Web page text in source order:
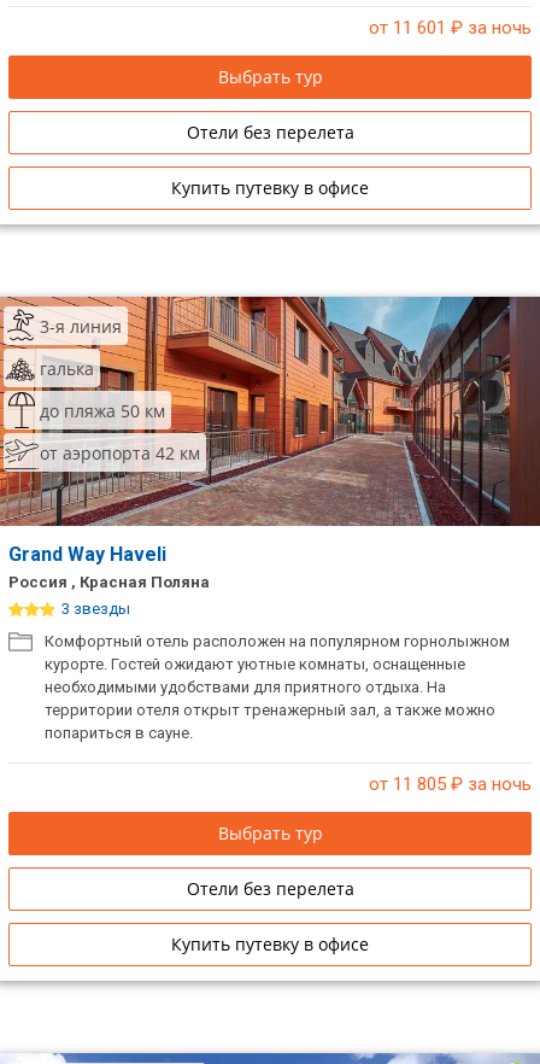
от 11 601 ₽ за ночь
Выбрать тур
Отели без перелета
Купить путевку в офисе
3-я линия
галька
до пляжа 50 км
от аэропорта 42 км
Grand Way Haveli
Россия , Красная Поляна
3 звезды
Комфортный отель расположен на популярном горнолыжном
курорте. Гостей ожидают уютные комнаты, оснащенные
необходимыми удобствами для приятного отдыха. На
территории отеля открыт тренажерный зал, а также можно
попариться в сауне.
от 11 805 ₽ за ночь
Выбрать тур
Отели без перелета
Купить путевку в офисе